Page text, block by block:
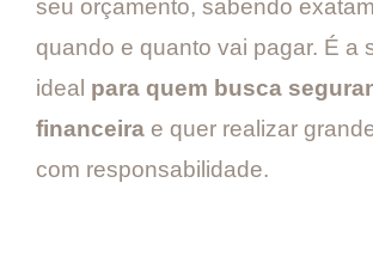
seu orçamento, sabendo
quando e quanto vai pagar. É a
ideal para quem busca
financeira e quer realizar
com responsabilidade.